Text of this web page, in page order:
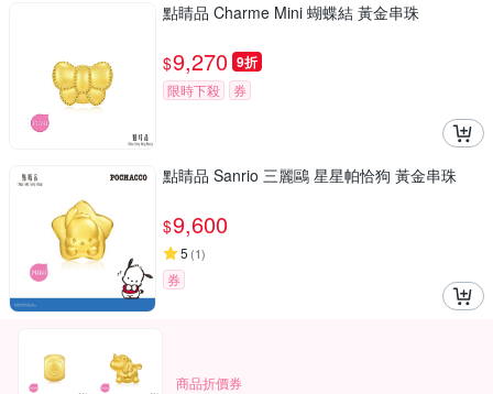
點睛品 Charme Mini 蝴蝶結 黃金串珠
$9,270 9折
限時下殺 券
點睛品 Sanrio 三麗鷗 星星帕恰狗 黃金串珠
$9,600
5 (1)
券
商品折價券